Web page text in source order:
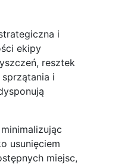
i
ekipy
resztek
i
usunięciem
miejsc,